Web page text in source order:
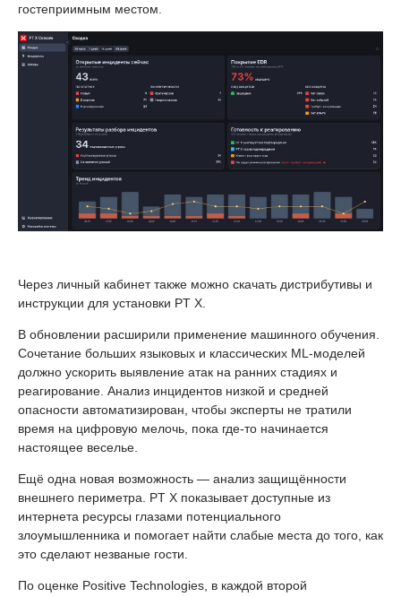
гостеприимным местом.
Через личный кабинет также можно скачать дистрибутивы и
инструкции для установки PT X.
В обновлении расширили применение машинного обучения.
Сочетание больших языковых и классических ML-моделей
должно ускорить выявление атак на ранних стадиях и
реагирование. Анализ инцидентов низкой и средней
опасности автоматизирован, чтобы эксперты не тратили
время на цифровую мелочь, пока где-то начинается
настоящее веселье.
Ещё одна новая возможность — анализ защищённости
внешнего периметра. PT X показывает доступные из
интернета ресурсы глазами потенциального
злоумышленника и помогает найти слабые места до того, как
это сделают незваные гости.
По оценке Positive Technologies, в каждой второй